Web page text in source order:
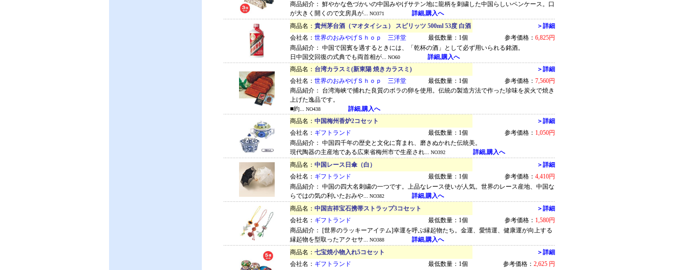
商品紹介： 鮮やかな色づかいの中国みやげサテン地に龍柄を刺繍した中国らしいペンケース。口
が大きく開くので文房具が... NO371
詳細,購入へ
商品名： 貴州茅台酒（マオタイシュ） スピリッツ 500ml 53度 白酒
＞詳細
会社名： 世界のおみやげＳｈｏｐ 三洋堂 最低数量：1個 参考価格： 6,825円
商品紹介： 中国で国賓を遇するときには、「乾杯の酒」として必ず用いられる銘酒。
日中国交回復の式典でも両首相が... NO60
詳細,購入へ
商品名： 台湾カラスミ(新東陽 焼きカラスミ)
＞詳細
会社名： 世界のおみやげＳｈｏｐ 三洋堂 最低数量：1個 参考価格： 7,560円
商品紹介： 台湾海峡で捕れた良質のボラの卵を使用。伝統の製造方法で作った珍味を炭火で焼き
上げた逸品です。
■約... NO438
詳細,購入へ
商品名： 中国梅州香炉2コセット
＞詳細
会社名： ギフトランド 最低数量：1個 参考価格： 1,050円
商品紹介： 中国四千年の歴史と文化に育まれ、磨きぬかれた伝統美。
現代陶器の主産地である広東省梅州市で生産され... NO392
詳細,購入へ
商品名： 中国レース日傘（白）
＞詳細
会社名： ギフトランド 最低数量：1個 参考価格： 4,410円
商品紹介： 中国の四大名刺繍の一つです。上品なレース使いが人気。世界のレース産地、中国な
らではの気の利いたおみや... NO382
詳細,購入へ
商品名： 中国吉祥宝石携帯ストラップ3コセット
＞詳細
会社名： ギフトランド 最低数量：1個 参考価格： 1,580円
商品紹介： [世界のラッキーアイテム]幸運を呼ぶ縁起物たち。金運、愛情運、健康運が向上する
縁起物を型取ったアクセサ... NO388
詳細,購入へ
商品名： 七宝焼小物入れ5コセット
＞詳細
会社名： ギフトランド 最低数量：1個 参考価格： 2,625 円